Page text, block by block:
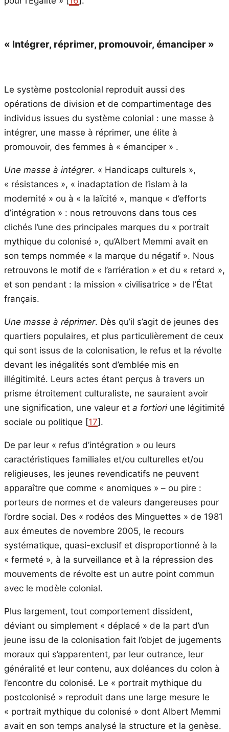
« Intégrer, réprimer, promouvoir, émanciper »
Le système postcolonial reproduit aussi des
opérations de division et de compartimentage des
individus issues du système colonial : une masse à
intégrer, une masse à réprimer, une élite à
promouvoir, des femmes à « émanciper » .
Une masse à intégrer. « Handicaps culturels »,
« résistances », « inadaptation de l’islam à la
modernité » ou à « la laïcité », manque « d’efforts
d’intégration » : nous retrouvons dans tous ces
clichés l’une des principales marques du « portrait
mythique du colonisé », qu’Albert Memmi avait en
son temps nommée « la marque du négatif ». Nous
retrouvons le motif de « l’arriération » et du « retard »,
et son pendant : la mission « civilisatrice » de l’État
français.
Une masse à réprimer. Dès qu’il s’agit de jeunes des
quartiers populaires, et plus particulièrement de ceux
qui sont issus de la colonisation, le refus et la révolte
devant les inégalités sont d’emblée mis en
illégitimité. Leurs actes étant perçus à travers un
prisme étroitement culturaliste, ne sauraient avoir
une signification, une valeur et a fortiori une légitimité
sociale ou politique [17].
De par leur « refus d’intégration » ou leurs
caractéristiques familiales et/ou culturelles et/ou
religieuses, les jeunes revendicatifs ne peuvent
apparaître que comme « anomiques » – ou pire :
porteurs de normes et de valeurs dangereuses pour
l’ordre social. Des « rodéos des Minguettes » de 1981
aux émeutes de novembre 2005, le recours
systématique, quasi-exclusif et disproportionné à la
« fermeté », à la surveillance et à la répression des
mouvements de révolte est un autre point commun
avec le modèle colonial.
Plus largement, tout comportement dissident,
déviant ou simplement « déplacé » de la part d’un
jeune issu de la colonisation fait l’objet de jugements
moraux qui s’apparentent, par leur outrance, leur
généralité et leur contenu, aux doléances du colon à
l’encontre du colonisé. Le « portrait mythique du
postcolonisé » reproduit dans une large mesure le
« portrait mythique du colonisé » dont Albert Memmi
avait en son temps analysé la structure et la genèse.